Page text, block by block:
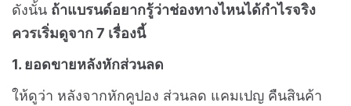
ดังนั้น ถ้าแบรนด์อยากรู้ว่าช่องทางไหนได้กำไรจริง
ควรเริ่มดูจาก 7 เรื่องนี้
1. ยอดขายหลังหักส่วนลด
ให้ดูว่า หลังจากหักคูปอง ส่วนลด แคมเปญ คืนสินค้า